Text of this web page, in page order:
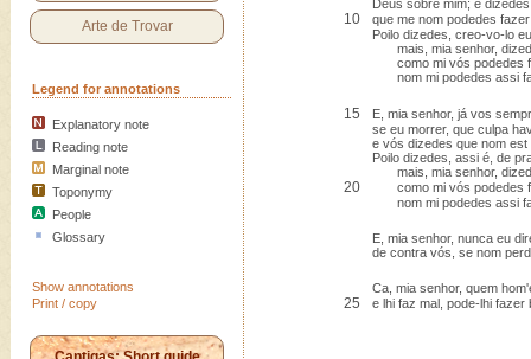
Arte de Trovar
Legend for annotations
Explanatory note
Reading note
Marginal note
Toponymy
People
Glossary
Show annotations
Print / copy
Deus sobre mim; e
10
que me nom podedes
Poilo dizedes, creo-vo-lo
mais, mia senhor,
como mi vós podedes
nom mi podedes assi
15
E, mia senhor, já vos
se eu morrer, que culpa
e vós dizedes que nom est
Poilo dizedes, assi é, de
mais, mia senhor,
20
como mi vós podedes
nom mi podedes assi
E, mia senhor, nunca eu
de contra vós, se nom
Ca, mia senhor, quem
25 e lhi faz mal, pode-lhi fazer